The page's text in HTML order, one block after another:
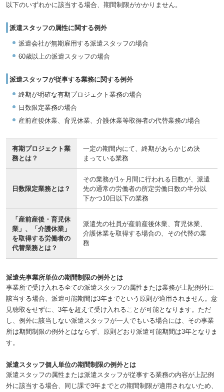
以下のいずれかに該当する場合、期間制限がかかりません。
派遣スタッフの属性に関する例外
派遣会社が無期雇用する派遣スタッフの場合
60歳以上の派遣スタッフの場合
派遣スタッフが従事する業務に関する例外
終期が明確な有期プロジェクト業務の場合
日数限定業務の場合
産前産後休業、育児休業、介護休業等取得者の代替業務の場合
有期プロジェクト業
務とは？
一定の期間内にて、終期があらかじめ決
まっている業務
日数限定業務とは？
その業務が1ヶ月間に行われる日数が、派遣
先の通常の労働者の所定労働日数の半分以
下かつ10日以下の業務
「産前産後・育児休
業」、「介護休業」
を取得する労働者の
代替業務とは？
派遣先の社員が産前産後休業、育児休業、
介護休業を取得する場合の、その代替の業
務
派遣先事業所単位の期間制限の例外とは
事業所で受け入れる全ての派遣スタッフの属性または業務が上記例外に
該当する場合、派遣可能期間は3年までという原則が適用されません。意
見聴取をせずに、3年を超えて受け入れることが可能となります。ただ
し、例外に該当しない派遣スタッフが一人でもいる場合には、その事業
所は期間制限の例外とはならず、原則どおり派遣可能期間は3年となりま
す。
派遣スタッフ個人単位の期間制限の例外とは
派遣スタッフの属性または派遣スタッフが従事する業務の内容が上記例
外に該当する場合、同じ課で3年までとの期間制限が適用されないため、